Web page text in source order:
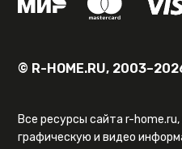
© R-HOME.RU,
Все ресурсы сайта r-
графическую и видео